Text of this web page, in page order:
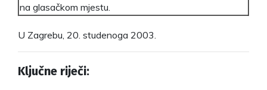
na glasačkom mjestu.
U Zagrebu, 20. studenoga 2003.
Ključne riječi: